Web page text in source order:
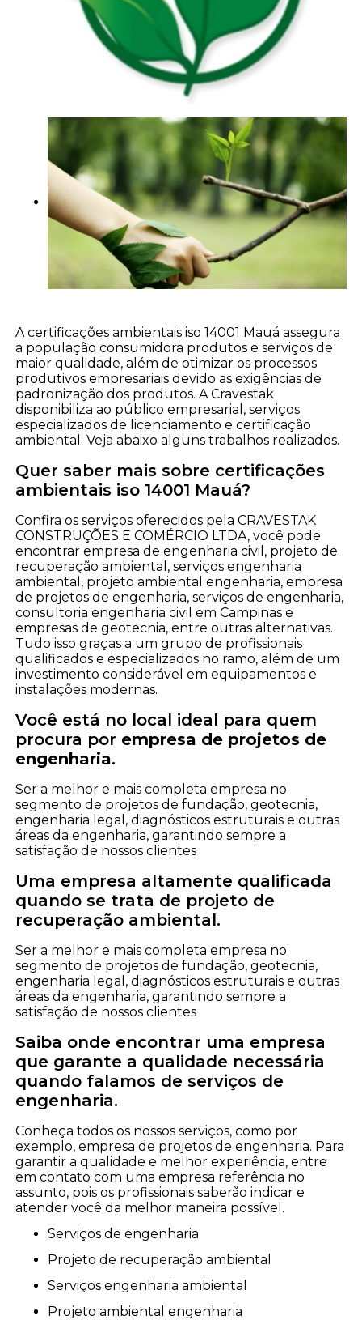
A certificações ambientais iso 14001 Mauá assegura
a população consumidora produtos e serviços de
maior qualidade, além de otimizar os processos
produtivos empresariais devido as exigências de
padronização dos produtos. A Cravestak
disponibiliza ao público empresarial, serviços
especializados de licenciamento e certificação
ambiental. Veja abaixo alguns trabalhos realizados.
Quer saber mais sobre certificações
ambientais iso 14001 Mauá?
Confira os serviços oferecidos pela CRAVESTAK
CONSTRUÇÕES E COMÉRCIO LTDA, você pode
encontrar empresa de engenharia civil, projeto de
recuperação ambiental, serviços engenharia
ambiental, projeto ambiental engenharia, empresa
de projetos de engenharia, serviços de engenharia,
consultoria engenharia civil em Campinas e
empresas de geotecnia, entre outras alternativas.
Tudo isso graças a um grupo de profissionais
qualificados e especializados no ramo, além de um
investimento considerável em equipamentos e
instalações modernas.
Você está no local ideal para quem
procura por empresa de projetos de
engenharia.
Ser a melhor e mais completa empresa no
segmento de projetos de fundação, geotecnia,
engenharia legal, diagnósticos estruturais e outras
áreas da engenharia, garantindo sempre a
satisfação de nossos clientes
Uma empresa altamente qualificada
quando se trata de projeto de
recuperação ambiental.
Ser a melhor e mais completa empresa no
segmento de projetos de fundação, geotecnia,
engenharia legal, diagnósticos estruturais e outras
áreas da engenharia, garantindo sempre a
satisfação de nossos clientes
Saiba onde encontrar uma empresa
que garante a qualidade necessária
quando falamos de serviços de
engenharia.
Conheça todos os nossos serviços, como por
exemplo, empresa de projetos de engenharia. Para
garantir a qualidade e melhor experiência, entre
em contato com uma empresa referência no
assunto, pois os profissionais saberão indicar e
atender você da melhor maneira possível.
serviços de engenharia
projeto de recuperação ambiental
serviços engenharia ambiental
projeto ambiental engenharia